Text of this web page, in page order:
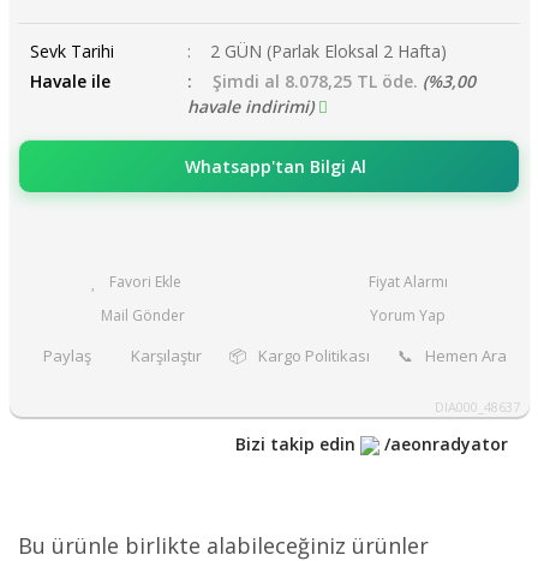
Sevk Tarihi
2 GÜN (Parlak Eloksal 2 Hafta)
Havale ile
Şimdi al 8.078,25 TL öde. (%3,00
havale indirimi)
Whatsapp'tan Bilgi Al
Fiyat Alarmı
Mail Gönder
Yorum Yap
Paylaş Karşılaştır 📦 Kargo Politikası 📞 Hemen Ara
DIA000_48637
Bizi takip edin /aeonradyator
Bu ürünle birlikte alabileceğiniz ürünler